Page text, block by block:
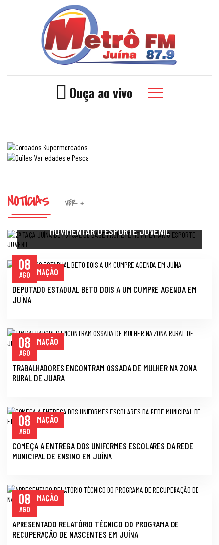
Ouça ao vivo
NOTÍCIAS VER +
2ª TAÇA JUÍNA DE FUTSAL DE BASE PROMETE
MOVIMENTAR O ESPORTE JUVENIL
INFORMAÇÃO
08
AGO
DEPUTADO ESTADUAL BETO DOIS A UM CUMPRE AGENDA EM
JUÍNA
INFORMAÇÃO
08
AGO
TRABALHADORES ENCONTRAM OSSADA DE MULHER NA ZONA
RURAL DE JUARA
INFORMAÇÃO
08
AGO
COMEÇA A ENTREGA DOS UNIFORMES ESCOLARES DA REDE
MUNICIPAL DE ENSINO EM JUÍNA
INFORMAÇÃO
08
AGO
APRESENTADO RELATÓRIO TÉCNICO DO PROGRAMA DE
RECUPERAÇÃO DE NASCENTES EM JUÍNA